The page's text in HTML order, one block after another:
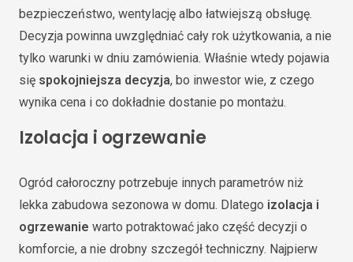
bezpieczeństwo, wentylację albo łatwiejszą obsługę.
Decyzja powinna uwzględniać cały rok użytkowania, a nie
tylko warunki w dniu zamówienia. Właśnie wtedy pojawia
się spokojniejsza decyzja, bo inwestor wie, z czego
wynika cena i co dokładnie dostanie po montażu.
Izolacja i ogrzewanie
Ogród całoroczny potrzebuje innych parametrów niż
lekka zabudowa sezonowa w domu. Dlatego izolacja i
ogrzewanie warto potraktować jako część decyzji o
komforcie, a nie drobny szczegół techniczny. Najpierw